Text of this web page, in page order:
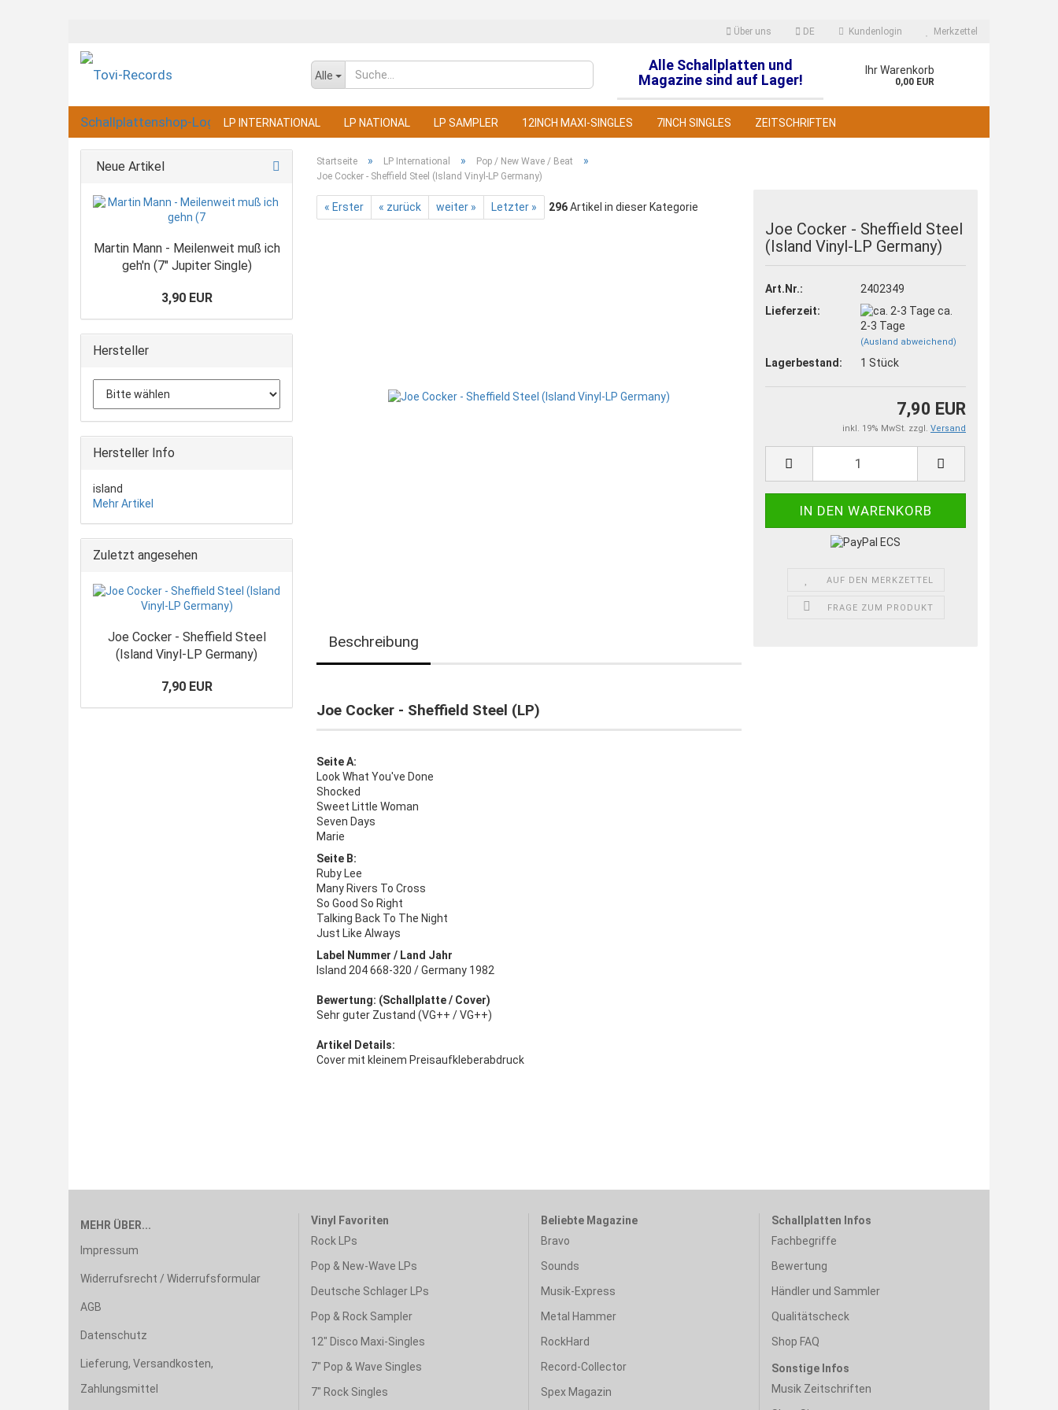
Über uns DE
Sprache auswählen
Kundenlogin Merkzettel
Alle
Alle Schallplatten und
Magazine sind auf Lager!
Ihr Warenkorb
0,00 EUR
LP INTERNATIONAL LP NATIONAL LP SAMPLER 12INCH MAXI-SINGLES 7INCH SINGLES ZEITSCHRIFTEN
Startseite » LP International » Pop / New Wave / Beat »
Joe Cocker - Sheffield Steel (Island Vinyl-LP Germany)
« Erster « zurück weiter » Letzter » 296Artikel in dieser Kategorie
Joe Cocker - Sheffield Steel
(Island Vinyl-LP Germany)
Art.Nr.:
2402349
Lieferzeit:
ca.
2-3 Tage
(Ausland abweichend)
Lagerbestand: 1Stück
7,90 EUR
inkl. 19% MwSt. zzgl. Versand
AUF DEN MERKZETTEL
FRAGE ZUM PRODUKT
Beschreibung
Joe Cocker - Sheffield Steel (LP)
Seite A:
Look What You've Done
Shocked
Sweet Little Woman
Seven Days
Marie
Seite B:
Ruby Lee
Many Rivers To Cross
So Good So Right
Talking Back To The Night
Just Like Always
Label Nummer / Land Jahr
Island 204 668-320 / Germany 1982
Bewertung: (Schallplatte / Cover)
Sehr guter Zustand (VG++ / VG++)
Artikel Details:
Cover mit kleinem Preisaufkleberabdruck
Neue Artikel
Martin Mann - Meilenweit muß ich
geh'n (7" Jupiter Single)
3,90 EUR
Hersteller
Hersteller Info
island
Mehr Artikel
Zuletzt angesehen
Joe Cocker - Sheffield Steel
(Island Vinyl-LP Germany)
7,90 EUR
MEHR ÜBER...
Impressum
Widerrufsrecht / Widerrufsformular
AGB
Datenschutz
Lieferung, Versandkosten,
Zahlungsmittel
Vinyl Favoriten
Rock LPs
Pop & New-Wave LPs
Deutsche Schlager LPs
Pop & Rock Sampler
12" Disco Maxi-Singles
7" Pop & Wave Singles
7" Rock Singles
Beliebte Magazine
Bravo
Sounds
Musik-Express
Metal Hammer
RockHard
Record-Collector
Spex Magazin
Schallplatten Infos
Fachbegriffe
Bewertung
Händler und Sammler
Qualitätscheck
Shop FAQ
Sonstige Infos
Musik Zeitschriften